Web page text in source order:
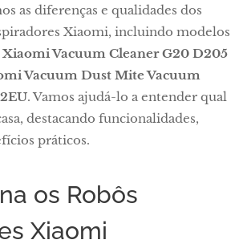
as diferenças e qualidades dos
Xiaomi, incluindo modelos
Vacuum Cleaner G20 D205
Vacuum Dust Mite Vacuum
. Vamos ajudá-lo a entender qual
destacando funcionalidades,
práticos.
os Robôs
Xiaomi